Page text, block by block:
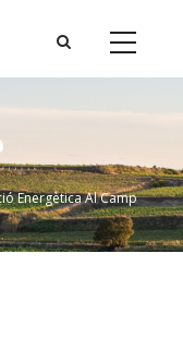
Energètica Al Camp